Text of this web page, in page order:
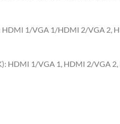
1/VGA 1/HDMI 2/VGA 2,
HDMI 1/VGA 1, HDMI 2/VGA